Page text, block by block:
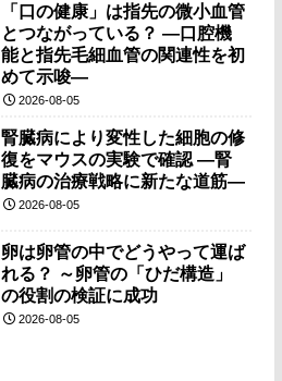
「口の健康」は指先の微小血管
とつながっている？ ―口腔機
能と指先毛細血管の関連性を初
めて示唆―
2026-08-05
腎臓病により変性した細胞の修
復をマウスの実験で確認 ―腎
臓病の治療戦略に新たな道筋―
2026-08-05
卵は卵管の中でどうやって運ば
れる？ ～卵管の「ひだ構造」
の役割の検証に成功
2026-08-05